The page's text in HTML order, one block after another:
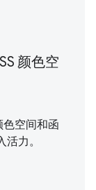
颜色空
色空间和函
力。